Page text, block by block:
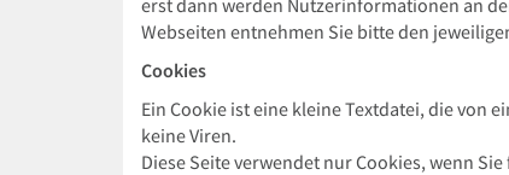
erst dann werden Nutzerinformationen an
Webseiten entnehmen Sie bitte den
Cookies
Ein Cookie ist eine kleine Textdatei, die von
keine Viren.
Diese Seite verwendet nur Cookies, wenn